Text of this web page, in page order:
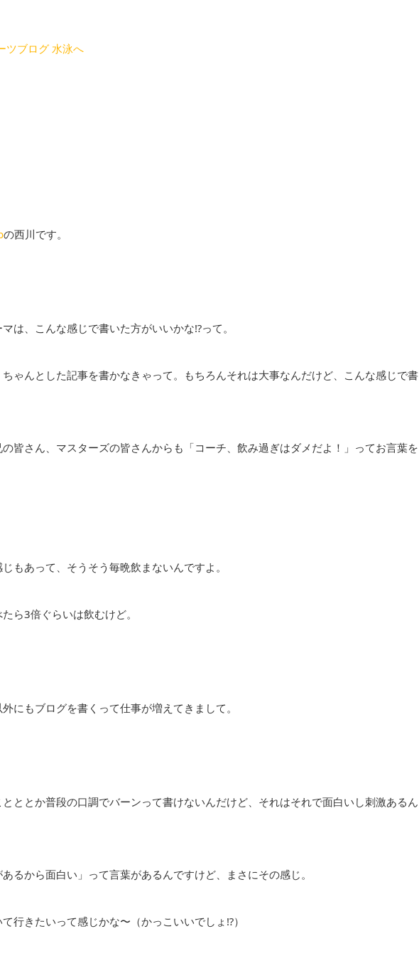
の西川です。
は、こんな感じで書いた方がいいかな⁉︎って。
ゃんとした記事を書かなきゃって。もちろんそれは大事なんだけど、こんな感じで書
皆さん、マスターズの皆さんからも「コーチ、飲み過ぎはダメだよ！」ってお言葉を
もあって、そうそう毎晩飲まないんですよ。
ら3倍ぐらいは飲むけど。
にもブログを書くって仕事が増えてきまして。
ととか普段の口調でバーンって書けないんだけど、それはそれで面白いし刺激あるん
るから面白い」って言葉があるんですけど、まさにその感じ。
行きたいって感じかな〜（かっこいいでしょ⁉︎）